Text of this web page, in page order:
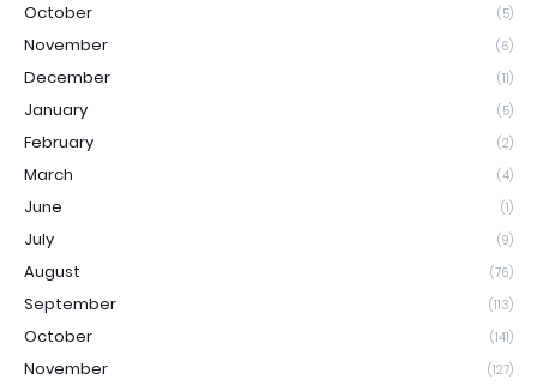
October (5)
November (6)
December (11)
January (5)
February (2)
March (4)
June (1)
July (9)
August (76)
September (113)
October (141)
November (127)